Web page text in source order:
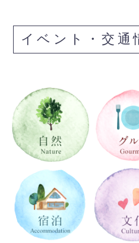
イベント・交通